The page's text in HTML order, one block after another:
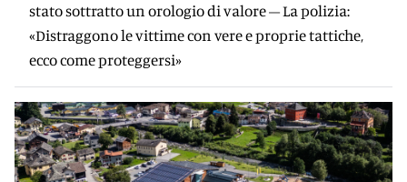
stato sottratto un orologio di valore – La polizia:
«Distraggono le vittime con vere e proprie tattiche,
ecco come proteggersi»